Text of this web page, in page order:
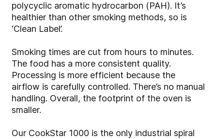
polycyclic aromatic hydrocarbon (PAH). It’s
healthier than other smoking methods, so is
‘Clean Label’.
Smoking times are cut from hours to minutes.
The food has a more consistent quality.
Processing is more efficient because the
airflow is carefully controlled. There’s no manual
handling. Overall, the footprint of the oven is
smaller.
Our CookStar 1000 is the only industrial spiral